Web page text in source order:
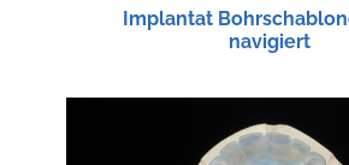
Implantat
navigiert